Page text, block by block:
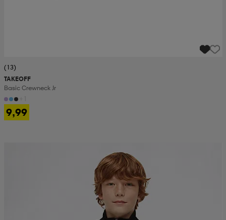
(13)
TAKEOFF
Basic Crewneck Jr
9,99